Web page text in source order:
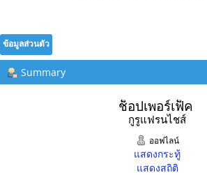
ข้อมูลส่วนตัว
Summary
ช็อปเพอร์เฟ็ค
กูรูแฟรนไชส์
ออฟไลน์
แสดงกระทู้
แสดงสถิติ